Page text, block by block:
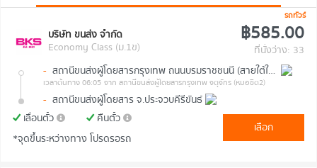
รถทัวร์
บริษัท ขนส่ง จำกัด
Economy Class (ม.1ข)
฿585.00
ที่นั่งว่าง: 33
-
สถานีขนส่งผู้โดยสารกรุงเทพ ถนนบรมราชชนนี (สายใต้ใหม่)
เวลาต้นทาง 06:05 จาก สถานีขนส่งผู้โดยสารกรุงเทพ จตุจักร (หมอชิต2)
- สถานีขนส่งผู้โดยสาร จ.ประจวบคีรีขันธ์
เลื่อนตั๋ว
คืนตั๋ว
*จุดขึ้นระหว่างทาง โปรดรอรถ
เลือก